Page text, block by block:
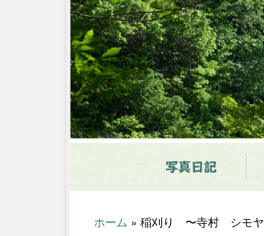
写真日記
ホーム » 稲刈り 〜寺村 シモヤ